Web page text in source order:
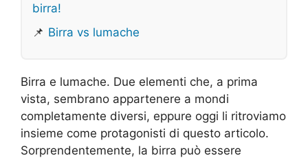
birra!
📌 Birra vs lumache
Birra e lumache. Due elementi che, a prima
vista, sembrano appartenere a mondi
completamente diversi, eppure oggi li ritroviamo
insieme come protagonisti di questo articolo.
Sorprendentemente, la birra può essere